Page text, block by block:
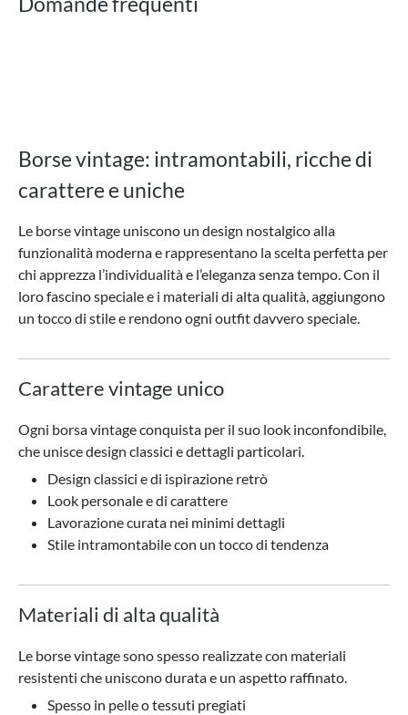
Borse vintage: intramontabili, ricche di
carattere e uniche
Le borse vintage uniscono un design nostalgico alla
funzionalità moderna e rappresentano la scelta perfetta per
chi apprezza l’individualità e l’eleganza senza tempo. Con il
loro fascino speciale e i materiali di alta qualità, aggiungono
un tocco di stile e rendono ogni outfit davvero speciale.
Carattere vintage unico
Ogni borsa vintage conquista per il suo look inconfondibile,
che unisce design classici e dettagli particolari.
Design classici e di ispirazione retrò
Look personale e di carattere
Lavorazione curata nei minimi dettagli
Stile intramontabile con un tocco di tendenza
Materiali di alta qualità
Le borse vintage sono spesso realizzate con materiali
resistenti che uniscono durata e un aspetto raffinato.
Spesso in pelle o tessuti pregiati